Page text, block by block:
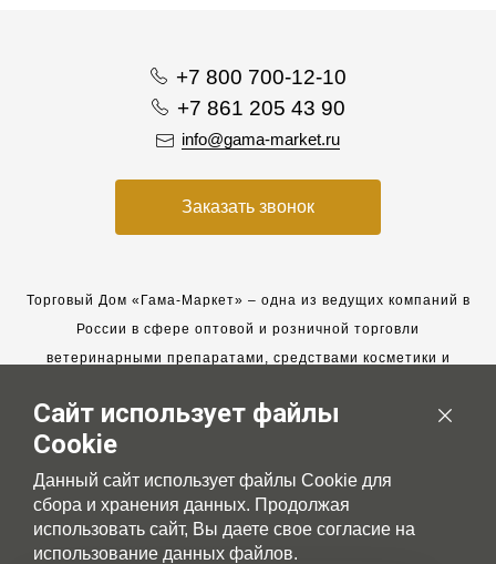
+7 800 700-12-10
+7 861 205 43 90
info@gama-market.ru
Заказать звонок
Торговый Дом «Гама-Маркет» – одна из ведущих компаний в
России в сфере оптовой и розничной торговли
ветеринарными препаратами, средствами косметики и
Мы работаем с 2005 года. Мы приглашаем к сотрудничеству
новых клиентов и всегда рассчитываем на взаимовыгодные,
долгосрочные партнерские отношения.
Сайт использует файлы
Cookie
Данный сайт использует файлы Cookie для
сбора и хранения данных. Продолжая
использовать сайт, Вы даете свое согласие на
использование данных файлов.